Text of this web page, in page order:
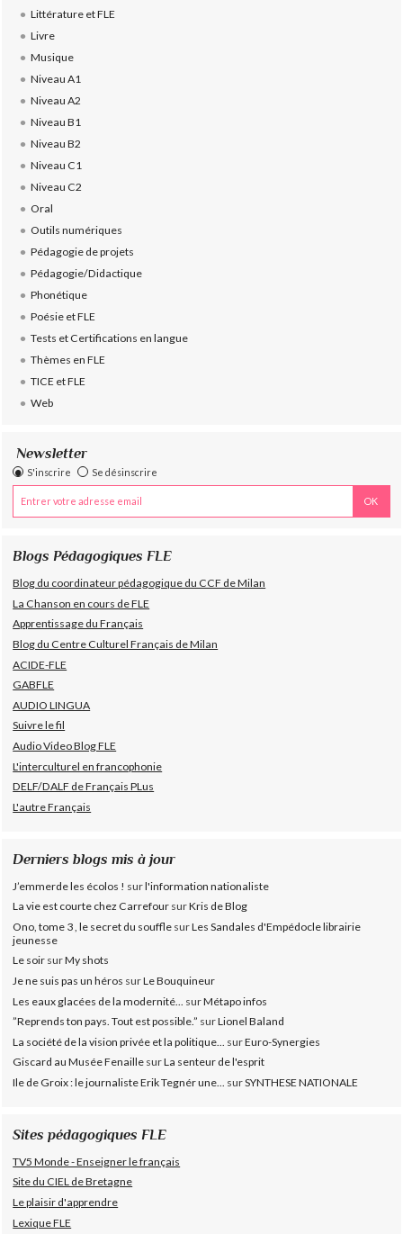
Littérature et FLE
Livre
Musique
Niveau A1
Niveau A2
Niveau B1
Niveau B2
Niveau C1
Niveau C2
Oral
Outils numériques
Pédagogie de projets
Pédagogie/Didactique
Phonétique
Poésie et FLE
Tests et Certifications en langue
Thèmes en FLE
TICE et FLE
Web
Newsletter
S'inscrire Se désinscrire
Blogs Pédagogiques FLE
Blog du coordinateur pédagogique du CCF de Milan
La Chanson en cours de FLE
Apprentissage du Français
Blog du Centre Culturel Français de Milan
ACIDE-FLE
GABFLE
AUDIO LINGUA
Suivre le fil
Audio Video Blog FLE
L'interculturel en francophonie
DELF/DALF de Français PLus
L'autre Français
Derniers blogs mis à jour
J’emmerde les écolos ! surl'information nationaliste
La vie est courte chez Carrefour surKris de Blog
Ono, tome 3 , le secret du souffle surLes Sandales d'Empédocle librairie
jeunesse
Le soir surMy shots
Je ne suis pas un héros surLe Bouquineur
Les eaux glacées de la modernité...
surMétapo infos
”Reprends ton pays. Tout est possible.” surLionel Baland
La société de la vision privée et la politique...
surEuro-Synergies
Giscard au Musée Fenaille surLa senteur de l'esprit
Ile de Groix : le journaliste Erik Tegnér une... surSYNTHESE NATIONALE
Sites pédagogiques FLE
TV5 Monde - Enseigner le français
Site du CIEL de Bretagne
Le plaisir d'apprendre
Lexique FLE